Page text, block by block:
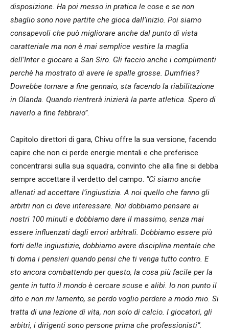
disposizione. Ha poi messo in pratica le cose e se non
sbaglio sono nove partite che gioca dall’inizio. Poi siamo
consapevoli che può migliorare anche dal punto di vista
caratteriale ma non è mai semplice vestire la maglia
dell’Inter e giocare a San Siro. Gli faccio anche i complimenti
perchè ha mostrato di avere le spalle grosse. Dumfries?
Dovrebbe tornare a fine gennaio, sta facendo la riabilitazione
in Olanda. Quando rientrerà inizierà la parte atletica. Spero di
riaverlo a fine febbraio”.
Capitolo direttori di gara, Chivu offre la sua versione, facendo
capire che non ci perde energie mentali e che preferisce
concentrarsi sulla sua squadra, convinto che alla fine si debba
sempre accettare il verdetto del campo. “Ci siamo anche
allenati ad accettare l’ingiustizia. A noi quello che fanno gli
arbitri non ci deve interessare. Noi dobbiamo pensare ai
nostri 100 minuti e dobbiamo dare il massimo, senza mai
essere influenzati dagli errori arbitrali. Dobbiamo essere più
forti delle ingiustizie, dobbiamo avere disciplina mentale che
ti doma i pensieri quando pensi che ti venga tutto contro. E
sto ancora combattendo per questo, la cosa più facile per la
gente in tutto il mondo è cercare scuse e alibi. Io non punto il
dito e non mi lamento, se perdo voglio perdere a modo mio. Si
tratta di una lezione di vita, non solo di calcio. I giocatori, gli
arbitri, i dirigenti sono persone prima che professionisti”.